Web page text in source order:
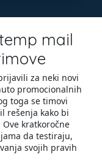
mail
za neki novi
promocionalnih
toga se timovi
rešenja kako bi
kratkoročne
da testiraju,
svojih pravih